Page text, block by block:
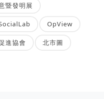
暨發明展
OpView
進協會 北市圖